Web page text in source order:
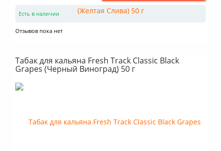
Есть в наличии
Отзывов пока нет
Табак для кальяна Fresh Track Classic Black
Grapes (Черный Виноград) 50 г